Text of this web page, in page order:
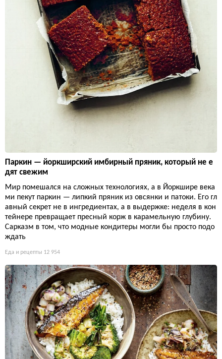
Паркин — йоркширский имбирный пряник, который не е
дят свежим
Мир помешался на сложных технологиях, а в Йоркшире века
ми пекут паркин — липкий пряник из овсянки и патоки. Его гл
авный секрет не в ингредиентах, а в выдержке: неделя в кон
тейнере превращает пресный корж в карамельную глубину.
Сарказм в том, что модные кондитеры могли бы просто подо
ждать
Еда и рецепты 12 954